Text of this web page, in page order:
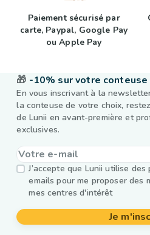
Paiement sécurisé par
carte, Paypal, Google Pay
ou Apple Pay
🎁 -10% sur votre conteuse
En vous inscrivant à la
la conteuse de votre choix,
de Lunii en avant-première et
exclusives.
J’accepte que Lunii utilise
emails pour me proposer des
mes centres d'intérêt
Je